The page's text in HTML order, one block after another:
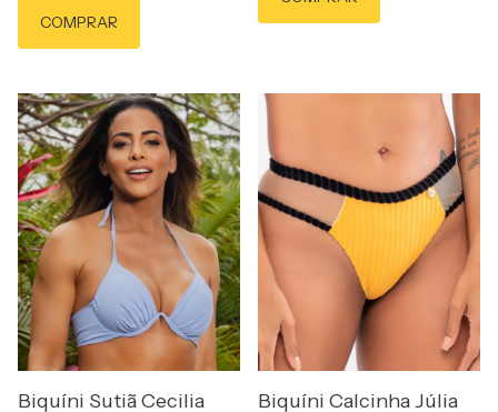
COMPRAR
Biquíni Sutiã Cecilia Biquíni Calcinha Júlia